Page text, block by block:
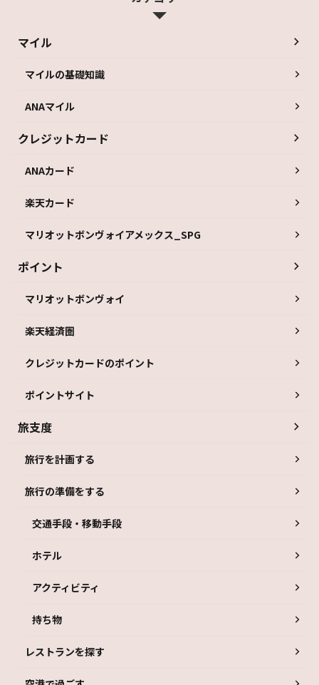
マイル
マイルの基礎知識
ANAマイル
クレジットカード
ANAカード
楽天カード
マリオットボンヴォイアメックス_SPG
ポイント
マリオットボンヴォイ
楽天経済圏
クレジットカードのポイント
ポイントサイト
旅支度
旅行を計画する
旅行の準備をする
交通手段・移動手段
ホテル
アクティビティ
持ち物
レストランを探す